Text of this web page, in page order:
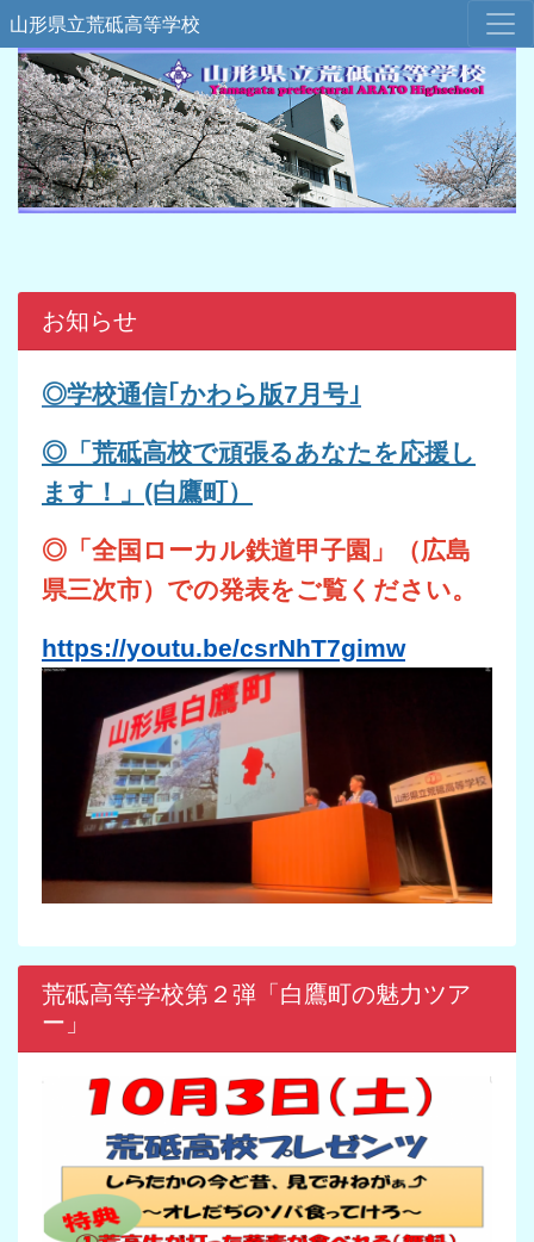
山形県立荒砥高等学校
お知らせ
◎学校通信｢ かわら版7 月号｣
◎「荒砥高校で頑張るあなたを応援し
ます！」(白鷹町）
◎「全国ローカル鉄道甲子園」（広島
県三次市）での発表をご覧ください。
https://youtu.be/csrNhT7gimw
荒砥高等学校第２弾「白鷹町の魅力ツア
ー」